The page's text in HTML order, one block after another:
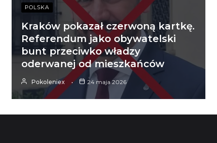
POLSKA
Kraków pokazał czerwoną kartkę.
Referendum jako obywatelski
bunt przeciwko władzy
oderwanej od mieszkańców
Pokoleniex 24 maja 2026